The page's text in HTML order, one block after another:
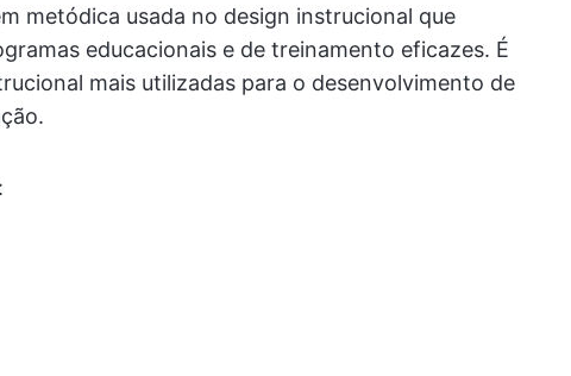
metódica usada no design instrucional que
educacionais e de treinamento eficazes. É
mais utilizadas para o desenvolvimento de